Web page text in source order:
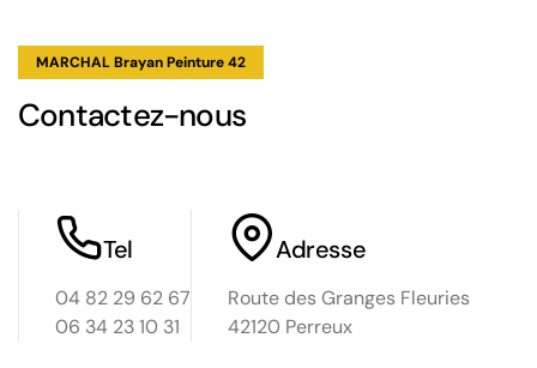
MARCHAL Brayan Peinture 42
Contactez-nous
Tel
04 82 29 62 67
06 34 23 10 31
Adresse
Route des Granges Fleuries
42120 Perreux